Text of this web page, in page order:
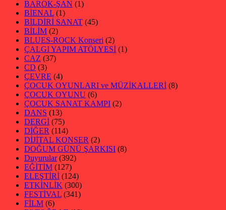
BAROK-ŞAN (1)
BİENAL (1)
BİLDİRİ SANAT (45)
BİLİM (2)
BLUES-ROCK Konseri (2)
ÇALGI YAPIM ATÖLYESİ (1)
CAZ (37)
CD (3)
ÇEVRE (4)
ÇOCUK OYUNLARI ve MÜZİKALLERİ (8)
ÇOCUK OYUNU (6)
ÇOCUK SANAT KAMPI (2)
DANS (13)
DERGİ (75)
DİĞER (114)
DİJİTAL KONSER (2)
DOĞUM GÜNÜ ŞARKISI (8)
Duyurular(392)
EĞİTİM (127)
ELEŞTİRİ (124)
ETKİNLİK (300)
FESTİVAL (341)
FİLM (6)